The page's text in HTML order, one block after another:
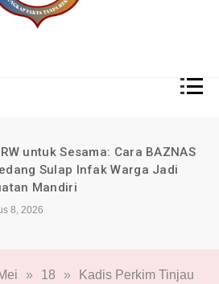
untuk Sesama: Cara BAZNAS
Sulap Infak Warga Jadi
Mandiri
8, 2026
» 18 »
Kadis Perkim Tinjau